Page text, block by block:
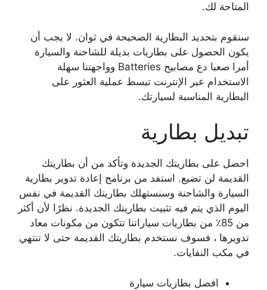
المتاحة لك.
سنقوم بتحديد البطارية الصحيحة في ثوان. لا يجب أن
يكون الحصول على بطاريات بديلة للشاحنة والسيارة
أمرا صعبا دع مصابيح Batteries وواجهتنا سهلة
الاستخدام عبر الإنترنت تبسط عملية العثور على
البطارية المناسبة لسيارتك.
تبديل بطارية
احصل على بطاريتك الجديدة وتأكد من أن بطاريتك
القديمة لن تضيع. استفد من برنامج إعادة تدوير بطارية
السيارة والشاحنة وسنستهلك بطاريتك القديمة في نفس
اليوم الذي يتم فيه تثبيت بطاريتك الجديدة. نظرًا لأن أكثر
من 85٪ من بطاريات سياراتنا تتكون من مكونات معاد
تدويرها ، فسوف نستخدم بطاريتك القديمة حتى لا تنتهي
في مكب النفايات.
افصل بطاريات سيارة